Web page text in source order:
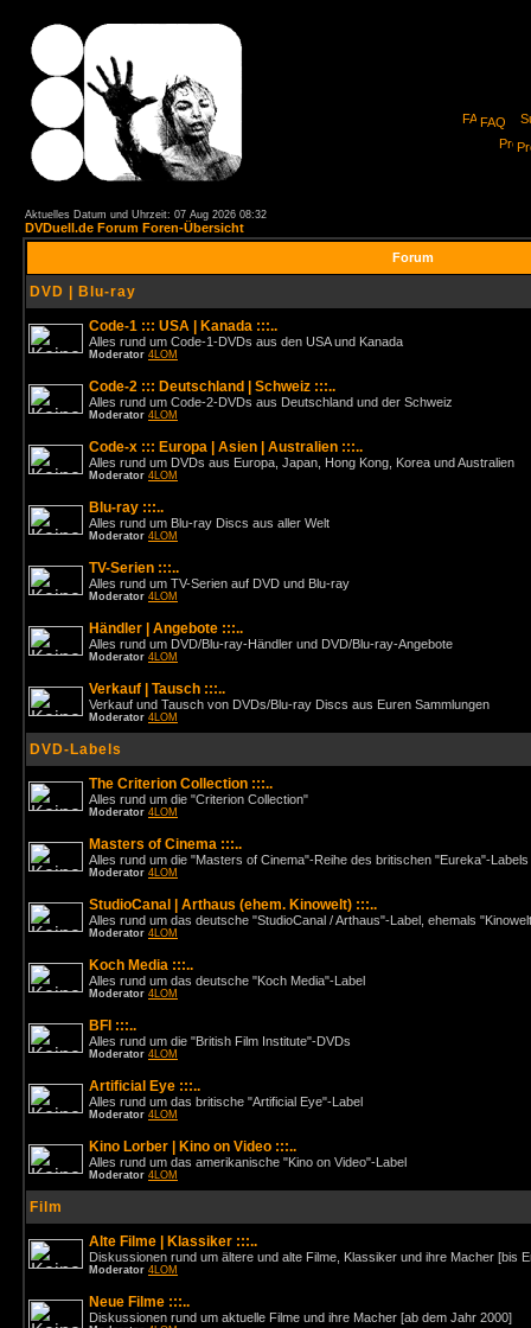
FAQ
Aktuelles Datum und Uhrzeit: 07 Aug 2026 08:32
DVDuell.de Forum Foren-Übersicht
Forum
DVD | Blu-ray
Code-1 ::: USA | Kanada :::..
Alles rund um Code-1-DVDs aus den USA und Kanada
Moderator 4LOM
Code-2 ::: Deutschland | Schweiz :::..
Alles rund um Code-2-DVDs aus Deutschland und der Schweiz
Moderator 4LOM
Code-x ::: Europa | Asien | Australien :::..
Alles rund um DVDs aus Europa, Japan, Hong Kong, Korea und Australien
Moderator 4LOM
Blu-ray :::..
Alles rund um Blu-ray Discs aus aller Welt
Moderator 4LOM
TV-Serien :::..
Alles rund um TV-Serien auf DVD und Blu-ray
Moderator 4LOM
Händler | Angebote :::..
Alles rund um DVD/Blu-ray-Händler und DVD/Blu-ray-Angebote
Moderator 4LOM
Verkauf | Tausch :::..
Verkauf und Tausch von DVDs/Blu-ray Discs aus Euren Sammlungen
Moderator 4LOM
DVD-Labels
The Criterion Collection :::..
Alles rund um die "Criterion Collection"
Moderator 4LOM
Masters of Cinema :::..
Alles rund um die "Masters of Cinema"-Reihe des britischen "Eureka"-Labels
Moderator 4LOM
StudioCanal | Arthaus (ehem. Kinowelt) :::..
Alles rund um das deutsche "StudioCanal / Arthaus"-Label, ehemals
Moderator 4LOM
Koch Media :::..
Alles rund um das deutsche "Koch Media"-Label
Moderator 4LOM
BFI :::..
Alles rund um die "British Film Institute"-DVDs
Moderator 4LOM
Artificial Eye :::..
Alles rund um das britische "Artificial Eye"-Label
Moderator 4LOM
Kino Lorber | Kino on Video :::..
Alles rund um das amerikanische "Kino on Video"-Label
Moderator 4LOM
Film
Alte Filme | Klassiker :::..
Diskussionen rund um ältere und alte Filme, Klassiker und ihre Macher [bis
Moderator 4LOM
Neue Filme :::..
Diskussionen rund um aktuelle Filme und ihre Macher [ab dem Jahr 2000]